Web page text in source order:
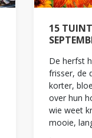
15
De herfst
frisser, de
korter,
over hun
wie weet
mooie,